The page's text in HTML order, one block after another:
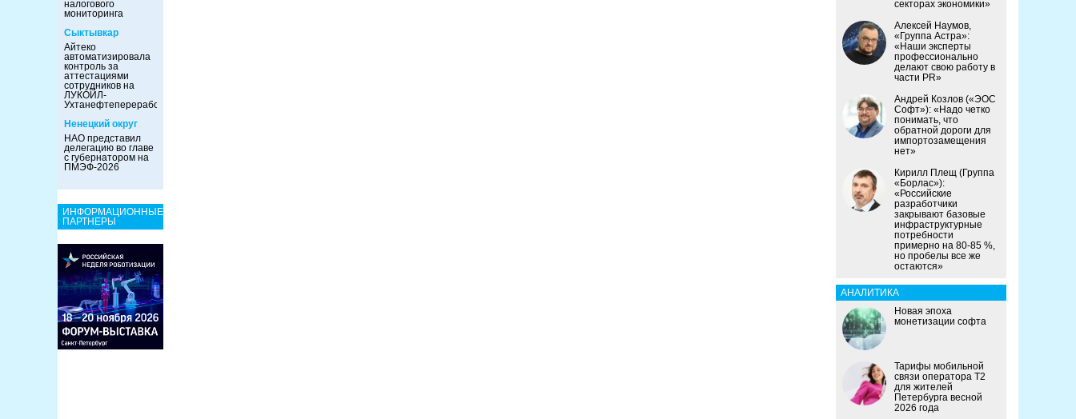
налогового
мониторинга
Сыктывкар
Айтеко
автоматизировала
контроль за
аттестациями
сотрудников на
ЛУКОЙЛ-
Ухтанефтепереработка
Ненецкий округ
НАО представил
делегацию во главе
с губернатором на
ПМЭФ-2026
ИНФОРМАЦИОННЫЕ
ПАРТНЕРЫ
секторах экономики»
Алексей Наумов,
«Группа Астра»:
«Наши эксперты
профессионально
делают свою работу в
части PR»
Андрей Козлов («ЭОС
Софт»): «Надо четко
понимать, что
обратной дороги для
импортозамещения
нет»
Кирилл Плещ (Группа
«Борлас»):
«Российские
разработчики
закрывают базовые
инфраструктурные
потребности
примерно на 80-85 %,
но пробелы все же
остаются»
АНАЛИТИКА
Новая эпоха
монетизации софта
Тарифы мобильной
связи оператора Т2
для жителей
Петербурга весной
2026 года